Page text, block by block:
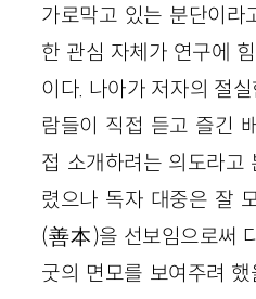
가로막고 있는 분단이라
한 관심 자체가 연구에
이다. 나아가 저자의 절
람들이 직접 듣고 즐긴
접 소개하려는 의도라고
렸으나 독자 대중은 잘
(善本)을 선보임으로써
굿의 면모를 보여주려